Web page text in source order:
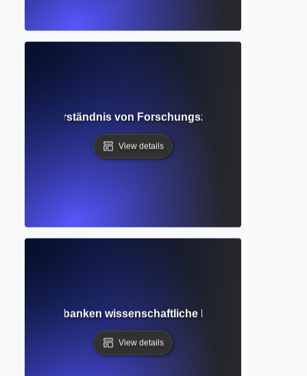
Verständnis von
View details
wie Datenbanken wissenschaftliche Informationen
View details